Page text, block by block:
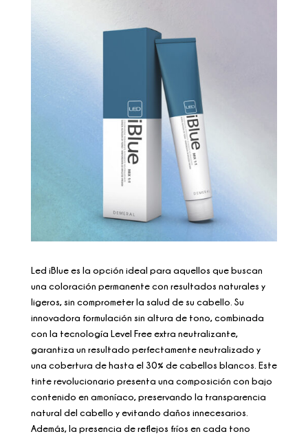
Led iBlue es la opción ideal para aquellos que buscan
una coloración permanente con resultados naturales y
ligeros, sin comprometer la salud de su cabello. Su
innovadora formulación sin altura de tono, combinada
con la tecnología Level Free extra neutralizante,
garantiza un resultado perfectamente neutralizado y
una cobertura de hasta el 30% de cabellos blancos. Este
tinte revolucionario presenta una composición con bajo
contenido en amoníaco, preservando la transparencia
natural del cabello y evitando daños innecesarios.
Además, la presencia de reflejos fríos en cada tono